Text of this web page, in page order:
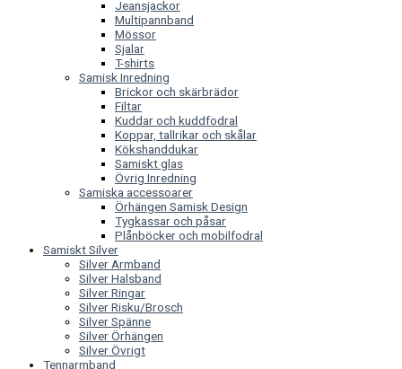
Jeansjackor
Multipannband
Mössor
Sjalar
T-shirts
Samisk Inredning
Brickor och skärbrädor
Filtar
Kuddar och kuddfodral
Koppar, tallrikar och skålar
Kökshanddukar
Samiskt glas
Övrig Inredning
Samiska accessoarer
Örhängen Samisk Design
Tygkassar och påsar
Plånböcker och mobilfodral
Samiskt Silver
Silver Armband
Silver Halsband
Silver Ringar
Silver Risku/Brosch
Silver Spänne
Silver Örhängen
Silver Övrigt
Tennarmband